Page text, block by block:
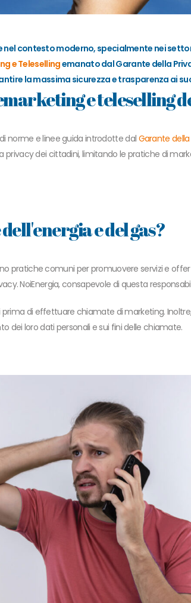
contesto moderno, specialmente nei
e Telesellingemanato dal Garante della
la massima sicurezza e trasparenza ai
e teleselling
norme e linee guida introdotte dal Garante
dei cittadini, limitando le pratiche di
e del gas?
pratiche comuni per promuovere servizi e
NoiEnergia, consapevole di questa
di effettuare chiamate di marketing.
dei loro dati personali e sui fini delle chiamate.